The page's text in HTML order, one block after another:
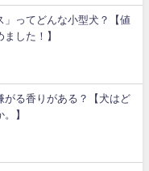
」ってどんな小型犬？【値
した！】
がる香りがある？【犬はど
】